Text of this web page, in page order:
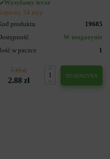
Wysyłamy teraz
34 razy
produktu
19685
W magazynie
w paczce
1
7.19 zł
2.88 zł
DO KOSZYKA